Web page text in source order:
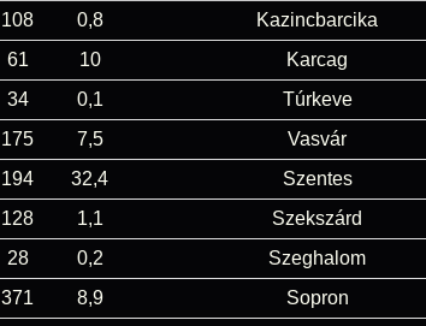
108 0,8 Kazincbarcika
61 10 Karcag
34 0,1 Túrkeve
175 7,5 Vasvár
194 32,4 Szentes
128 1,1 Szekszárd
28 0,2 Szeghalom
371 8,9 Sopron